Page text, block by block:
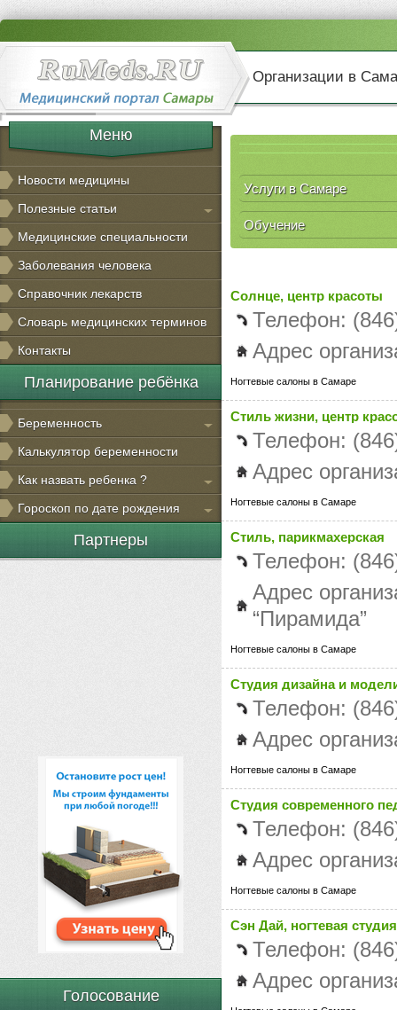
Организации в
Меню
Новости медицины
Полезные статьи
Медицинские специальности
Заболевания человека
Справочник лекарств
Словарь медицинских терминов
Контакты
Планирование ребёнка
Беременность
Калькулятор беременности
Как назвать ребенка ?
Гороскоп по дате рождения
Партнеры
Голосование
Услуги в Самаре
Обучение
Солнце, центр красоты
Телефон:
Адрес
Ногтевые салоны в Самаре
Стиль жизни, центр
Телефон:
Адрес
Ногтевые салоны в Самаре
Стиль, парикмахерская
Телефон:
Адрес
“Пирамида”
Ногтевые салоны в Самаре
Студия дизайна и
Телефон:
Адрес
Ногтевые салоны в Самаре
Студия современного
Телефон:
Адрес
Ногтевые салоны в Самаре
Сэн Дай, ногтевая студия
Телефон:
Адрес